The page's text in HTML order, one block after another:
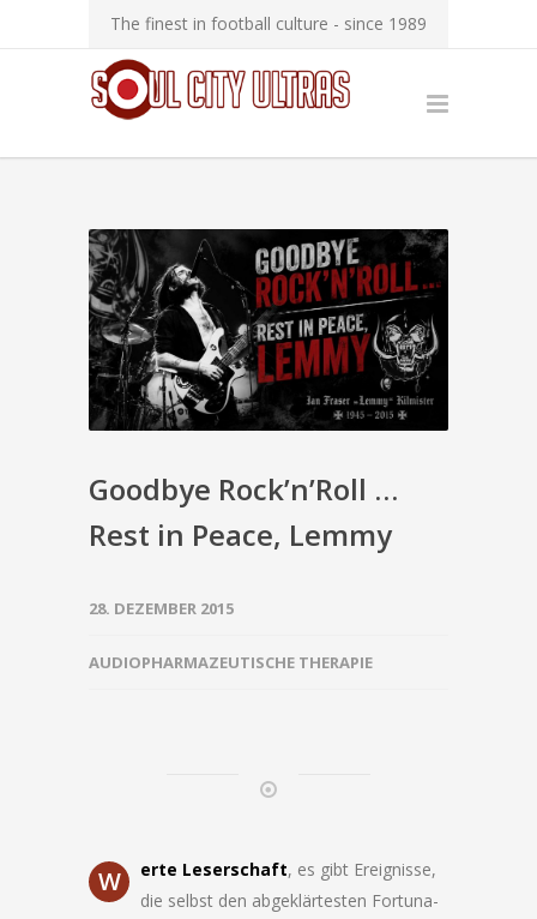
The finest in football culture - since 1989
Goodbye Rock’n’Roll …
Rest in Peace, Lemmy
28. DEZEMBER 2015
AUDIOPHARMAZEUTISCHE THERAPIE
W erte Leserschaft, es gibt Ereignisse,
die selbst den abgeklärtesten Fortuna-